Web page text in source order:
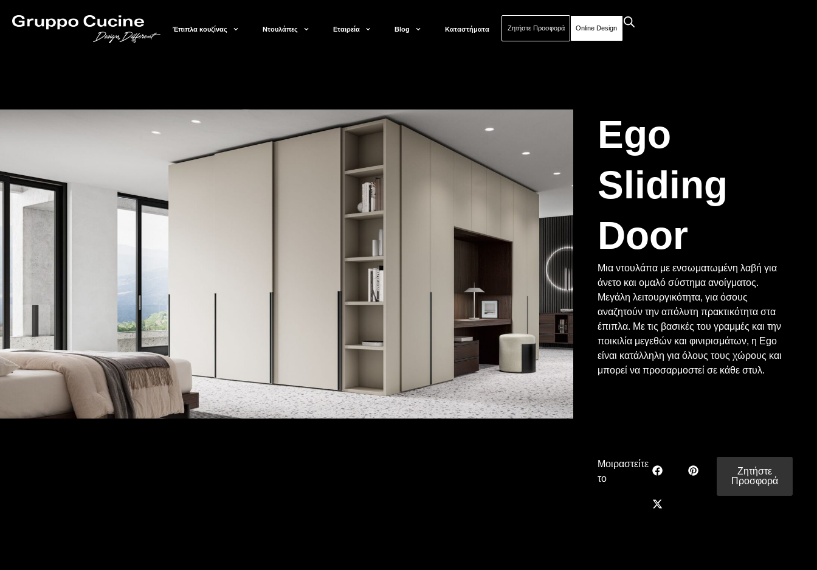
Έπιπλα κουζίνας Ντουλάπες Εταιρεία Blog Καταστήματα Ζητήστε Προσφορά Online Design
Ego
Sliding
Door
Μια ντουλάπα με ενσωματωμένη λαβή για
άνετο και ομαλό σύστημα ανοίγματος.
Μεγάλη λειτουργικότητα, για όσους
αναζητούν την απόλυτη πρακτικότητα στα
έπιπλα. Με τις βασικές του γραμμές και την
ποικιλία μεγεθών και φινιρισμάτων, η Ego
είναι κατάλληλη για όλους τους χώρους και
μπορεί να προσαρμοστεί σε κάθε στυλ.
Μοιραστείτε
το
Ζητήστε
Προσφορά